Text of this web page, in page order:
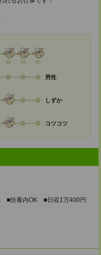
40 50 60
男性
しずか
コツコツ
■扶養内OK ■日収1万400円